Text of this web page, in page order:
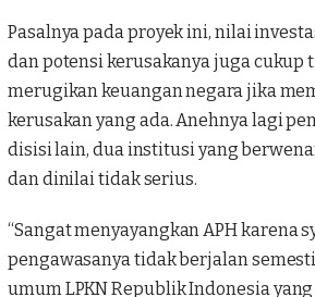
Pasalnya pada proyek ini, nilai
dan potensi kerusakanya juga cukup
merugikan keuangan negara jika
kerusakan yang ada. Anehnya lagi
disisi lain, dua institusi yang
dan dinilai tidak serius.
“Sangat menyayangkan APH karena
pengawasanya tidak berjalan
umum LPKN Republik Indonesia